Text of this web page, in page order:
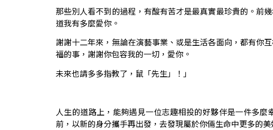
那些別人看不到的過程，有酸有苦才是最真實最珍貴的。前
道我有多麼愛你。
謝謝十二年來，無論在演藝事業、或是生活各面向，都有你
福的事，謝謝你包容我的一切，愛你。
未來也請多多指教了，鼠「先生」！」
人生的道路上，能夠遇見一位志趣相投的好夥伴是一件多
前，以新的身分攜手再出發，去發現屬於你倆生命中更多的美